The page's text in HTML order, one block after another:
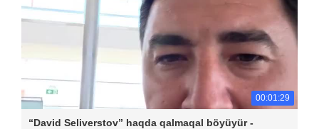
00:01:29
“David Seliverstov” haqda qalmaqal böyüyür -